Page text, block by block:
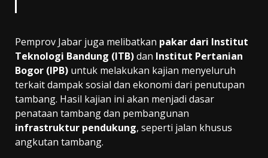
Pemprov Jabar juga melibatkan pakar dari Institut
Teknologi Bandung (ITB)dan Institut Pertanian
Bogor (IPB) untuk melakukan kajian menyeluruh
terkait dampak sosial dan ekonomi dari penutupan
tambang. Hasil kajian ini akan menjadi dasar
penataan tambang dan pembangunan
infrastruktur pendukung, seperti jalan khusus
angkutan tambang.